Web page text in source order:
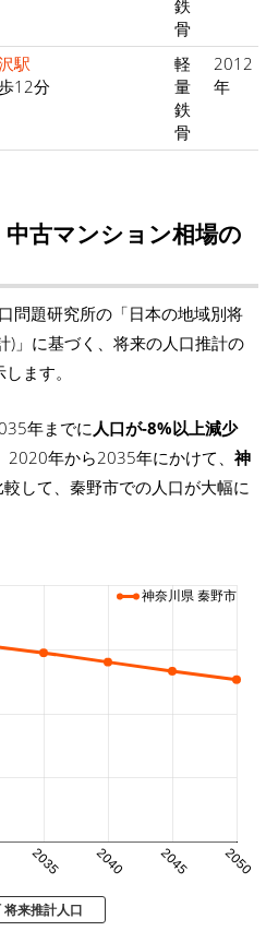
鉄
骨
駅
12分
軽
量
鉄
骨
2012
年
古マンション相場の
問題研究所の「日本の地域別将
)」に基づく、将来の人口推計の
ます。
年までに 人口が-8%以上減少
2020年から2035年にかけて、 神
較して、秦野市での人口が大幅に
2035 2040 2045 2050
神奈川県 秦野市
将来推計人口